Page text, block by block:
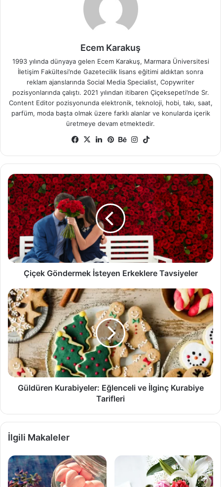
Ecem Karakuş
1993 yılında dünyaya gelen Ecem Karakuş, Marmara Üniversitesi
İletişim Fakültesi’nde Gazetecilik lisans eğitimi aldıktan sonra
reklam ajanslarında Social Media Specialist, Copywriter
pozisyonlarında çalıştı. 2021 yılından itibaren Çiçeksepeti’nde Sr.
Content Editor pozisyonunda elektronik, teknoloji, hobi, takı, saat,
parfüm, moda başta olmak üzere farklı alanlar ve konularda içerik
üretmeye devam etmektedir.
Facebook
X LinkedIn
Pinterest
BehanceInstagram
Çiçek
Göndermek
İsteyen
Erkeklere
Tavsiyeler
Çiçek Göndermek İsteyen Erkeklere Tavsiyeler
Güldüren
Kurabiyeler:
Eğlenceli
ve
İlginç
Kurabiye
Tarifleri
Güldüren Kurabiyeler: Eğlenceli ve İlginç Kurabiye
Tarifleri
İlgili Makaleler